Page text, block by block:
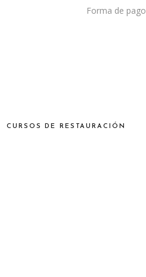
Forma de pago
CURSOS DE RESTAURACIÓN